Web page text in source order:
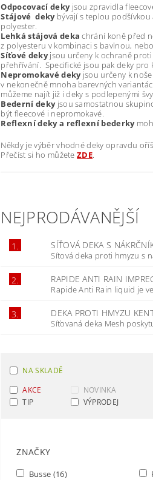
Odpocovací deky jsou zpravidla
Stájové dekybývají s teplou podšívkou
Lehká stájová deka chrání koně před
z polyesteru v kombinaci s bavlnou,
Síťové dekyjsou určeny k ochraně
přehřívání. Specifické jsou pak deky pro
Nepromokavé dekyjsou určeny k
v nekonečně mnoha barevných
můžeme najít již i deky s podlepenými
Bederní dekyjsou samostatnou
být fleecové i nepromokavé.
Reflexní deky a reflexní bederky
Někdy je výběr vhodné deky opravdu
Přečíst si ho můžeteZDE
NEJPRODÁVANĚJŠÍ
1. SÍŤOVÁ DEKA S
Sítová deka proti hmyzu s
2. RAPIDE ANTI RAIN
Rapide Anti Rain liquid je
3. DEKA PROTI HMYZU
Síťovaná deka Mesh
NA SKLADĚ
AKCE
NOVINKA
TIP
VÝPRODEJ
ZNAČKY
Busse (16)